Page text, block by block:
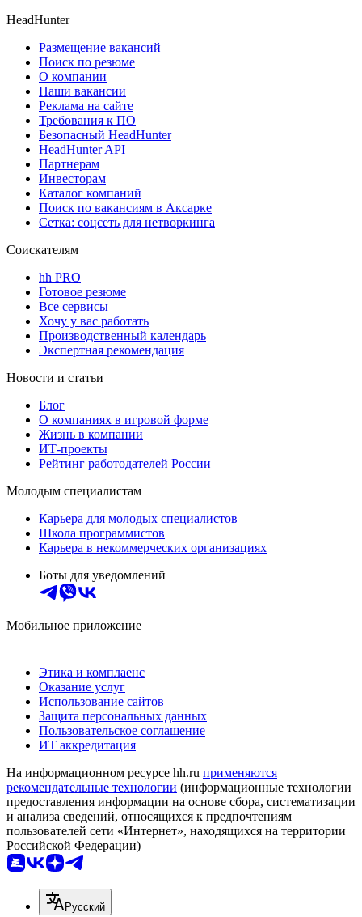
HeadHunter
Размещение вакансий
Поиск по резюме
О компании
Наши вакансии
Реклама на сайте
Требования к ПО
Безопасный HeadHunter
HeadHunter API
Партнерам
Инвесторам
Каталог компаний
Поиск по вакансиям в Аксарке
Сетка: соцсеть для нетворкинга
Соискателям
hh PRO
Готовое резюме
Все сервисы
Хочу у вас работать
Производственный календарь
Экспертная рекомендация
Новости и статьи
Блог
О компаниях в игровой форме
Жизнь в компании
ИТ-проекты
Рейтинг работодателей России
Молодым специалистам
Карьера для молодых специалистов
Школа программистов
Карьера в некоммерческих организациях
Боты для уведомлений
Мобильное приложение
Этика и комплаенс
Оказание услуг
Использование сайтов
Защита персональных данных
Пользовательское соглашение
ИТ аккредитация
На информационном ресурсе hh.ru применяются
рекомендательные технологии (информационные технологии
предоставления информации на основе сбора, систематизации
и анализа сведений, относящихся к предпочтениям
пользователей сети «Интернет», находящихся на территории
Российской Федерации)
Русский